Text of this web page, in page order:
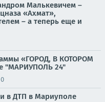
Малькевичем –
«Ахмат»,
– а теперь еще и
«ГОРОД, В КОТОРОМ
"МАРИУПОЛЬ 24"
в ДТП в Мариуполе